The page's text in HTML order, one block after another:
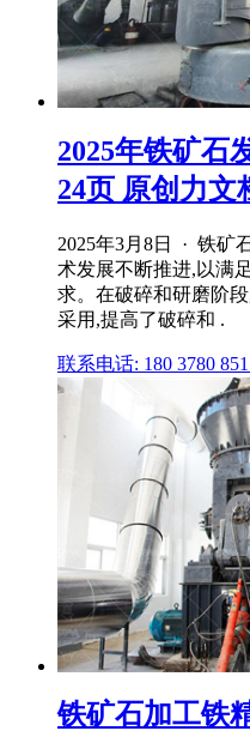
2025年铁矿石
24页 原创力文
2025年3月8日 · 铁矿
术发展不断推进,以满
求。在破碎和研磨阶
采用,提高了破碎和 .
联系电话: 180 3780
铁矿石加工铁